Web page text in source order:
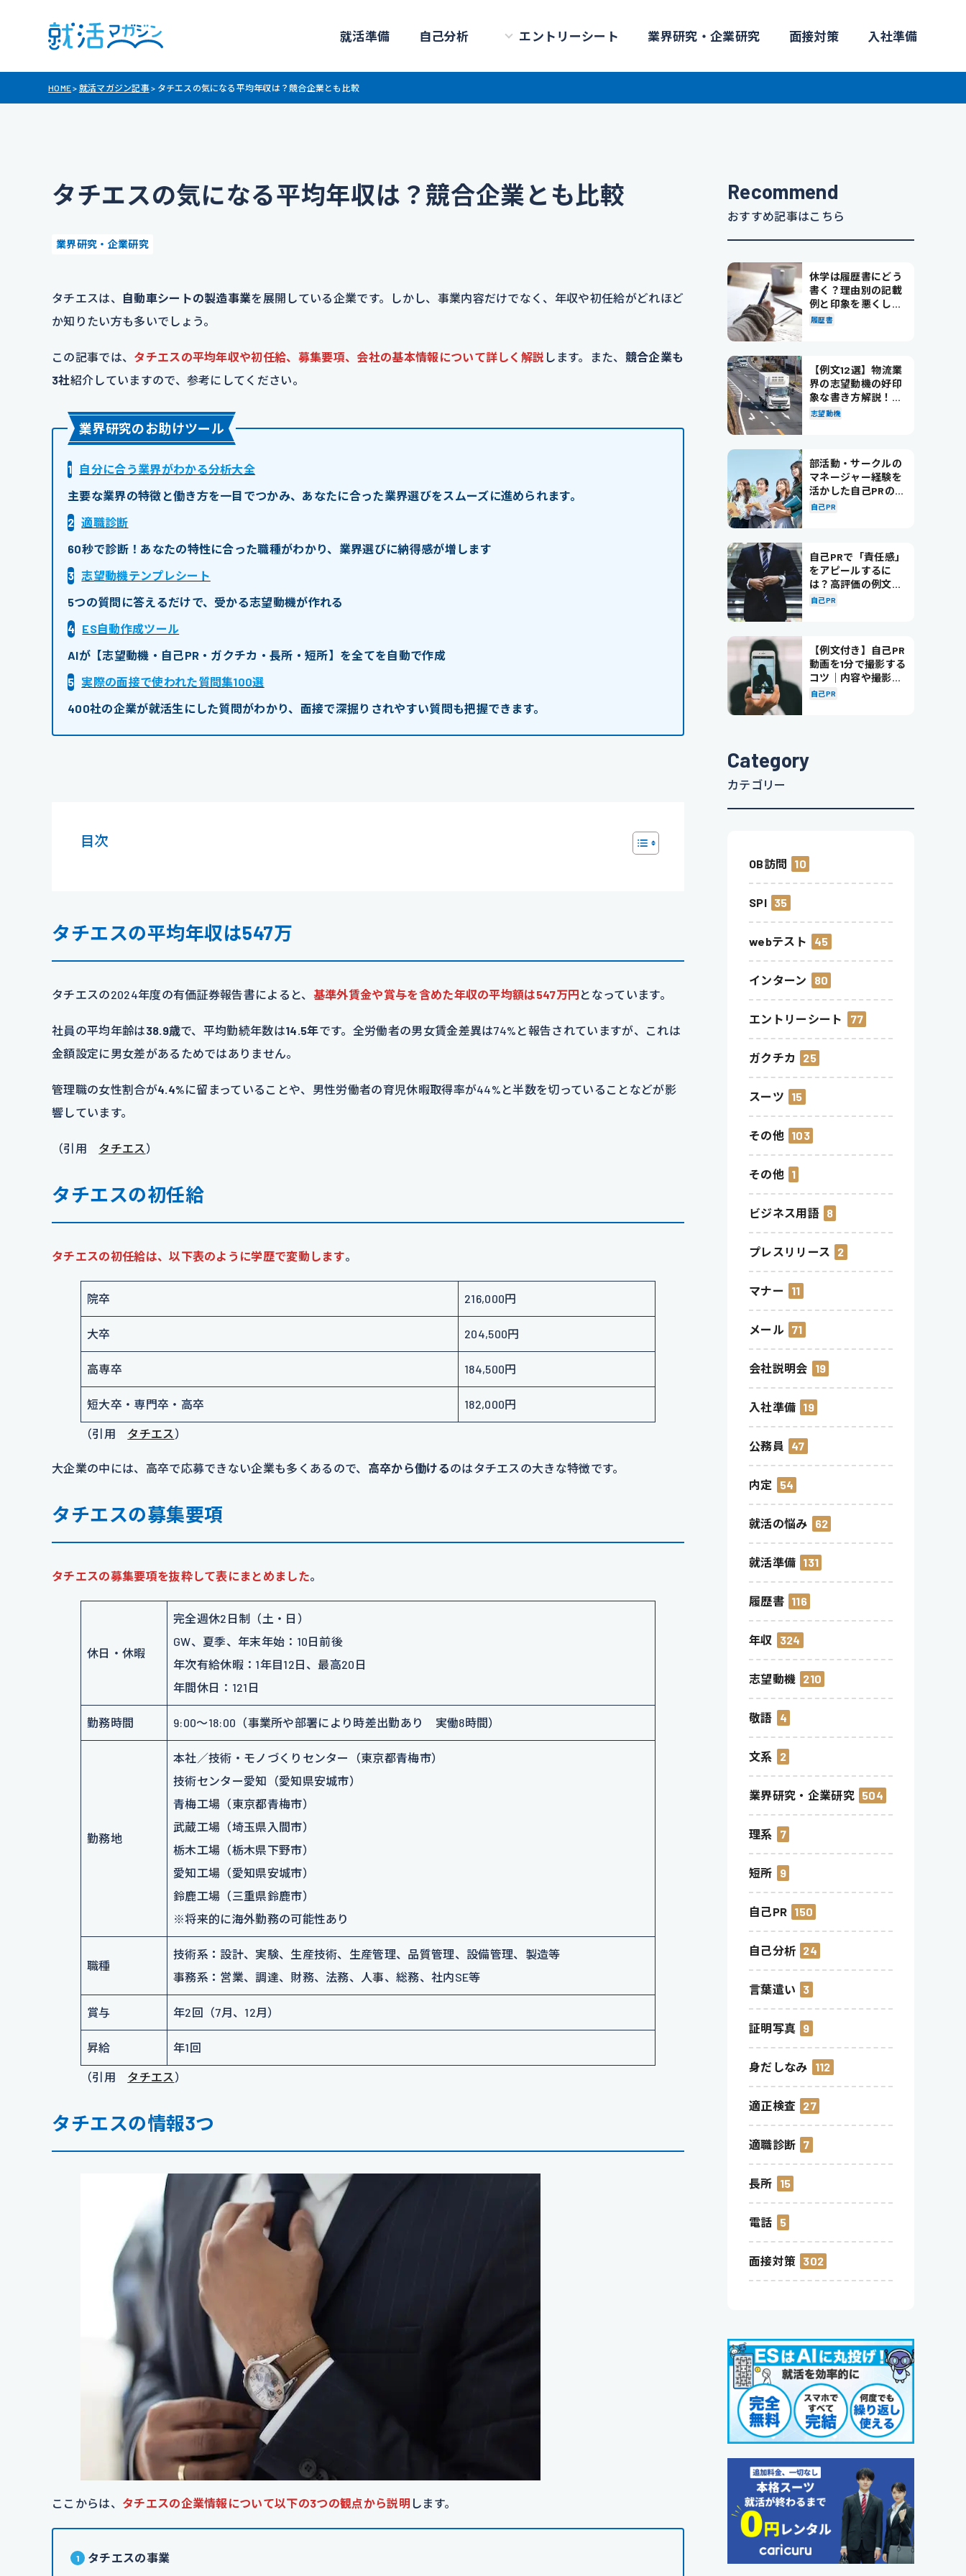
就活準備 自己分析 エントリーシート 業界研究・企業研究 面接対策 入社準備
HOME> 就活マガジン記事 > タチエスの気になる平均年収は？競合企業とも比較
タチエスの気になる平均年収は？競合企業とも比較
業界研究・企業研究
タチエスは、 自動車シートの製造事業を展開している企業です。しかし、事業内容だけでなく、年収や初任給がどれほど
か知りたい方も多いでしょう。
この記事では、 タチエスの平均年収や初任給、募集要項、会社の基本情報について詳しく解説 します。また、 競合企業も
3社紹介していますので、参考にしてください。
業界研究のお助けツール
1
自分に合う業界がわかる分析大全
主要な業界の特徴と働き方を一目でつかみ、あなたに合った業界選びをスムーズに進められます。
2 適職診断
60秒で診断！あなたの特性に合った職種がわかり、業界選びに納得感が増します
3 志望動機テンプレシート
5つの質問に答えるだけで、受かる志望動機が作れる
4
ES自動作成ツール
AIが【志望動機・自己PR・ガクチカ・長所・短所】を全てを自動で作成
5 実際の面接で使われた質問集100選
400社の企業が就活生にした質問がわかり、面接で深掘りされやすい質問も把握できます。
目次
タチエスの平均年収は547万
タチエスの2024年度の有価証券報告書によると、 基準外賃金や賞与を含めた年収の平均額は547万円 となっています。
社員の平均年齢は38.9歳で、平均勤続年数は14.5年です。全労働者の男女賃金差異は74%と報告されていますが、これは
金額設定に男女差があるためではありません。
管理職の女性割合が4.4%に留まっていることや、男性労働者の育児休暇取得率が44%と半数を切っていることなどが影
響しています。
（引用 タチエス）
タチエスの初任給
タチエスの初任給は、以下表のように学歴で変動します。
院卒 216,000円
大卒 204,500円
高専卒 184,500円
短大卒・専門卒・高卒 182,000円
（引用 タチエス）
大企業の中には、高卒で応募できない企業も多くあるので、 高卒から働けるのはタチエスの大きな特徴です。
タチエスの募集要項
タチエスの募集要項を抜粋して表にまとめました。
休日・休暇
完全週休2日制（土・日）
GW、夏季、年末年始：10日前後
年次有給休暇：1年目12日、最高20日
年間休日：121日
勤務時間 9:00～18:00（事業所や部署により時差出勤あり 実働8時間）
勤務地
本社／技術・モノづくりセンター（東京都青梅市）
技術センター愛知（愛知県安城市）
青梅工場（東京都青梅市）
武蔵工場（埼玉県入間市）
栃木工場（栃木県下野市）
愛知工場（愛知県安城市）
鈴鹿工場（三重県鈴鹿市）
※将来的に海外勤務の可能性あり
職種
技術系 ：設計、実験、生産技術、生産管理、品質管理、設備管理、製造等
事務系 ： 営業、調達、財務、法務、人事、総務、社内SE等
賞与 年2回（7月、12月）
昇給 年1回
（引用 タチエス）
タチエスの情報3つ
ここからは、 タチエスの企業情報について以下の3つの観点から説明 します。
タチエスの事業
Recommend
おすすめ記事はこちら
休学は履歴書にどう
書く？理由別の記載
例と印象を悪くしな
い書き方を解説
履歴書
【例文12選】物流業
界の志望動機の好印
象な書き方解説！パ
ターン別の例文も紹
志望動機
部活動・サークルの
マネージャー経験を
活かした自己PRの書
き方を徹底解説！
自己PR
自己PRで「責任感」
をアピールするに
は？高評価の例文も
紹介！
自己PR
【例文付き】自己PR
動画を1分で撮影する
コツ｜内容や撮影の
ポイントも解説
自己PR
Category
カテゴリー
OB訪問 10
SPI 35
webテスト 45
インターン 80
エントリーシート 77
ガクチカ 25
スーツ 15
その他 103
その他 1
ビジネス用語 8
プレスリリース 2
マナー 11
メール 71
会社説明会 19
入社準備 19
公務員 47
内定 54
就活の悩み 62
就活準備 131
履歴書 116
年収 324
志望動機 210
敬語 4
文系 2
業界研究・企業研究 504
理系 7
短所 9
自己PR 150
自己分析 24
言葉遣い 3
証明写真 9
身だしなみ 112
適正検査 27
適職診断 7
長所 15
電話 5
面接対策 302